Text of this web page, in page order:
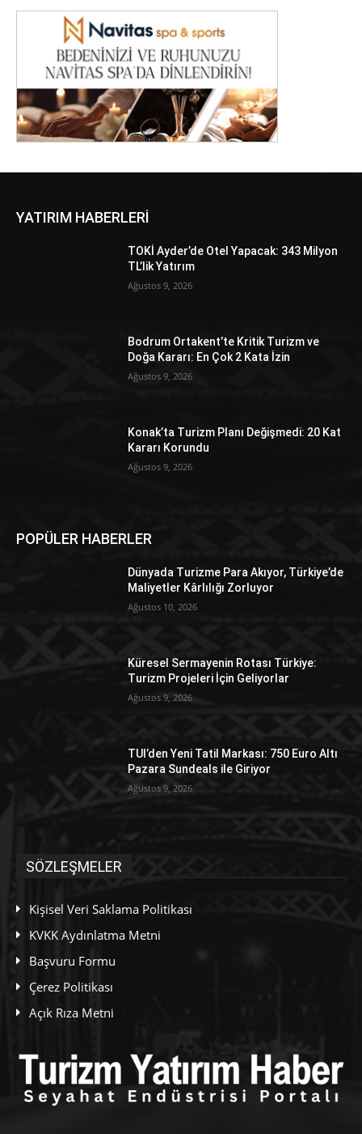
YATIRIM HABERLERİ
TOKİ Ayder’de Otel Yapacak: 343 Milyon
TL’lik Yatırım
Ağustos 9, 2026
Bodrum Ortakent’te Kritik Turizm ve
Doğa Kararı: En Çok 2 Kata İzin
Ağustos 9, 2026
Konak’ta Turizm Planı Değişmedi: 20 Kat
Kararı Korundu
Ağustos 9, 2026
POPÜLER HABERLER
Dünyada Turizme Para Akıyor, Türkiye’de
Maliyetler Kârlılığı Zorluyor
Ağustos 10, 2026
Küresel Sermayenin Rotası Türkiye:
Turizm Projeleri İçin Geliyorlar
Ağustos 9, 2026
TUI’den Yeni Tatil Markası: 750 Euro Altı
Pazara Sundeals ile Giriyor
Ağustos 9, 2026
SÖZLEŞMELER
Kişisel Veri Saklama Politikası
KVKK Aydınlatma Metni
Başvuru Formu
Çerez Politikası
Açık Rıza Metni